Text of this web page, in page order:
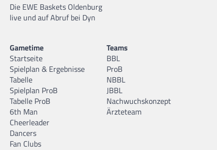
Die EWE Baskets Oldenburg
live und auf Abruf bei Dyn
Gametime
Startseite
Spielplan & Ergebnisse
Tabelle
Spielplan ProB
Tabelle ProB
6th Man
Cheerleader
Dancers
Fan Clubs
Teams
BBL
ProB
NBBL
JBBL
Nachwuchskonzept
Ärzteteam